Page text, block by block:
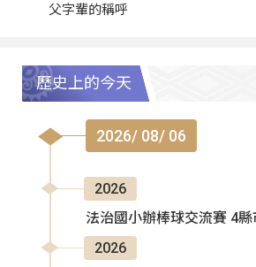
父字輩的稱呼
歷史上的今天
2026/ 08/ 06
2026
法治國小辦棒球交流賽 4
2026